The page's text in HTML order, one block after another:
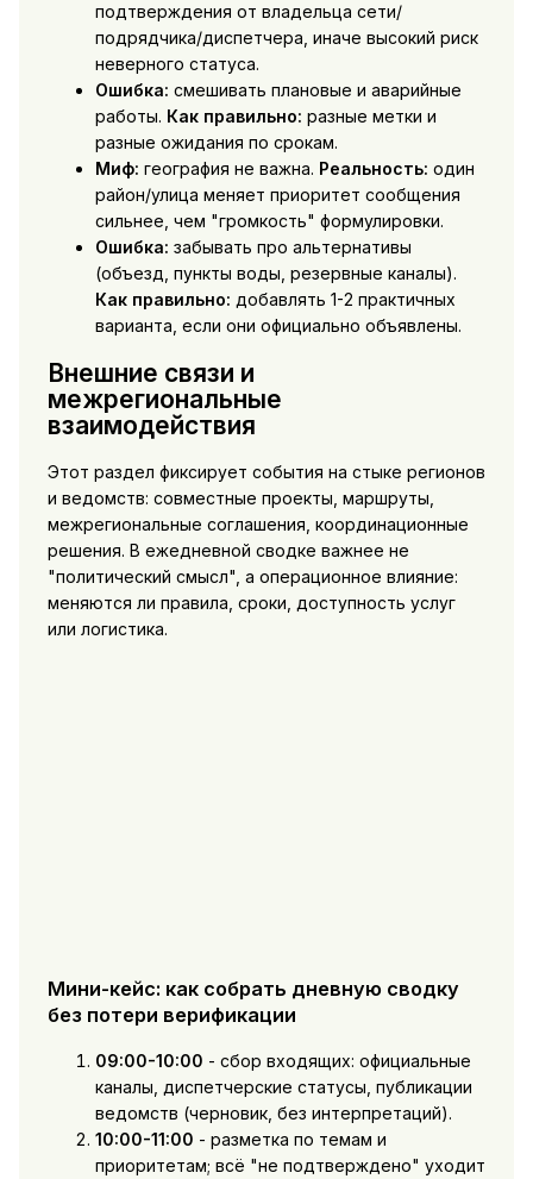
подтверждения от владельца сети/
подрядчика/диспетчера, иначе высокий риск
неверного статуса.
Ошибка: смешивать плановые и аварийные
работы. Как правильно: разные метки и
разные ожидания по срокам.
Миф: география не важна. Реальность: один
район/улица меняет приоритет сообщения
сильнее, чем "громкость" формулировки.
Ошибка: забывать про альтернативы
(объезд, пункты воды, резервные каналы).
Как правильно: добавлять 1-2 практичных
варианта, если они официально объявлены.
Внешние связи и
межрегиональные
взаимодействия
Этот раздел фиксирует события на стыке регионов
и ведомств: совместные проекты, маршруты,
межрегиональные соглашения, координационные
решения. В ежедневной сводке важнее не
"политический смысл", а операционное влияние:
меняются ли правила, сроки, доступность услуг
или логистика.
Мини-кейс: как собрать дневную сводку
без потери верификации
09:00-10:00 - сбор входящих: официальные
каналы, диспетчерские статусы, публикации
ведомств (черновик, без интерпретаций).
10:00-11:00 - разметка по темам и
приоритетам; всё "не подтверждено" уходит